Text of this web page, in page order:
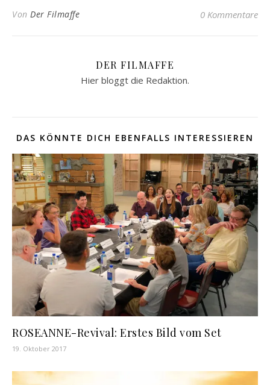
Von Der Filmaffe 0 Kommentare
DER FILMAFFE
Hier bloggt die Redaktion.
DAS KÖNNTE DICH EBENFALLS INTERESSIEREN
ROSEANNE-Revival: Erstes Bild vom Set
19. Oktober 2017